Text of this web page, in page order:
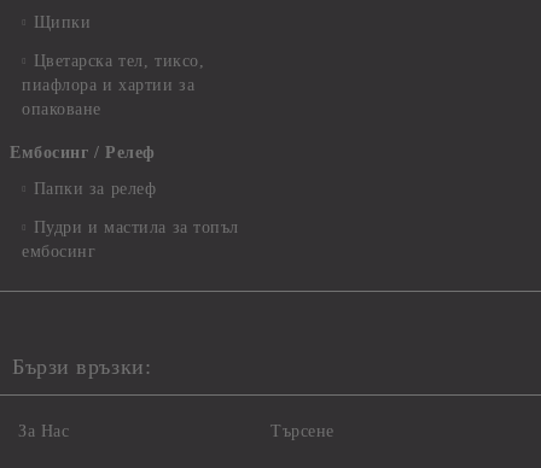
Щипки
Цветарска тел, тиксо,
пиафлора и хартии за
опаковане
Ембосинг / Релеф
Папки за релеф
Пудри и мастила за топъл
ембосинг
Бързи връзки:
За Нас Търсене